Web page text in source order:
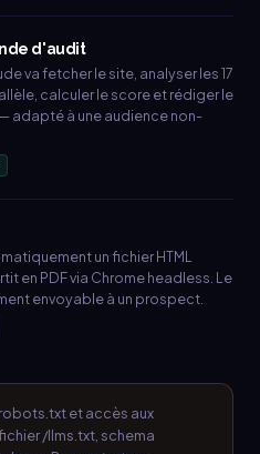
d'audit
va fetcher le site, analyser les 17
calculer le score et rédiger le
adapté à une audience non-
un fichier HTML
en PDF via Chrome headless. Le
envoyable à un prospect.
robots.txt et accès aux
/llms.txt, schema